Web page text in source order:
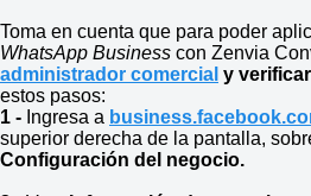
Toma en cuenta que para poder
WhatsApp Business con Zenvia
administrador comercial y
estos pasos:
1 - Ingresa a
superior derecha de la pantalla,
Configuración del negocio.